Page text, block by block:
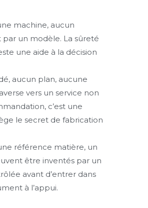
machine, aucun
un modèle. La sûreté
une aide à la décision
aucun plan, aucune
vers un service non
c’est une
le secret de fabrication
référence matière, un
être inventés par un
avant d’entrer dans
à l’appui.